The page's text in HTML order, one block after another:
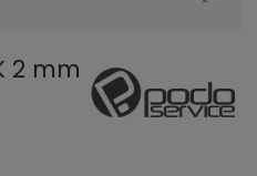
2 mm